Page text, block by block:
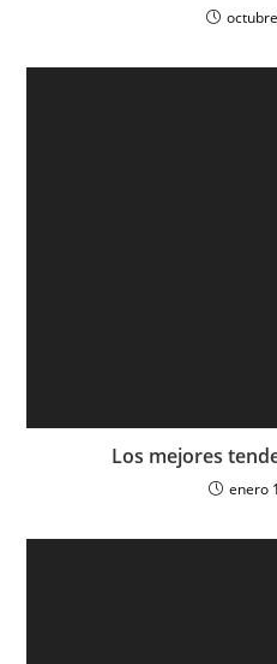
Los mejores
enero